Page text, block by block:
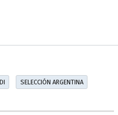
SELECCIÓN ARGENTINA